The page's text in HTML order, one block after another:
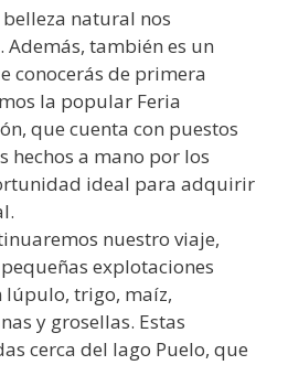
natural nos
también es un
conocerás de primera
la popular Feria
que cuenta con puestos
hechos a mano por los
ideal para adquirir
nuestro viaje,
explotaciones
trigo, maíz,
y grosellas. Estas
cerca del lago Puelo, que